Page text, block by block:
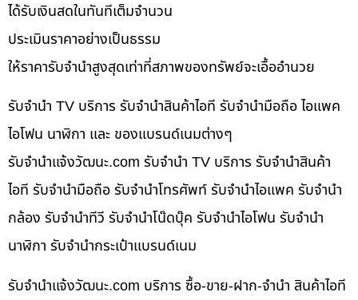
ได้รับเงินสดในทันทีเต็มจำนวน
ประเมินราคาอย่างเป็นธรรม
ให้ราคารับจำนำสูงสุดเท่าที่สภาพของทรัพย์จะเอื้ออำนวย
รับจำนำ TV บริการ รับจำนำสินค้าไอที รับจำนำมือถือ ไอแพค
ไอโฟน นาฬิกา และ ของแบรนด์เนมต่างๆ
รับจํานําแจ้งวัฒนะ.com รับจำนำ TV บริการ รับจำนำสินค้า
ไอที รับจำนำมือถือ รับจำนำโทรศัพท์ รับจำนำไอแพค รับจำนำ
กล้อง รับจำนำทีวี รับจำนำโน๊ดบุ๊ค รับจำนำไอโฟน รับจำนำ
นาฬิกา รับจำนำกระเป๋าแบรนด์เนม
รับจํานําแจ้งวัฒนะ.com บริการ ซื้อ-ขาย-ฝาก-จำนำ สินค้าไอที